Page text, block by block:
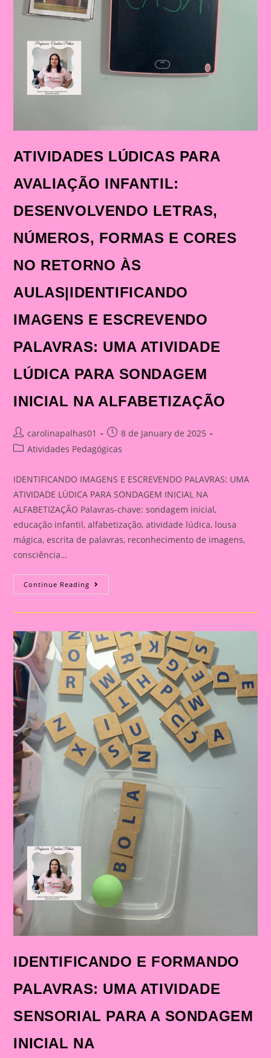
ATIVIDADES LÚDICAS PARA
AVALIAÇÃO INFANTIL:
DESENVOLVENDO LETRAS,
NÚMEROS, FORMAS E CORES
NO RETORNO ÀS
AULAS|IDENTIFICANDO
IMAGENS E ESCREVENDO
PALAVRAS: UMA ATIVIDADE
LÚDICA PARA SONDAGEM
INICIAL NA ALFABETIZAÇÃO
Post
author:
carolinapalhas01
Post
published:
8 de January de 2025
PostAtividades Pedagógicas
IDENTIFICANDO IMAGENS E ESCREVENDO PALAVRAS: UMA
ATIVIDADE LÚDICA PARA SONDAGEM INICIAL NA
ALFABETIZAÇÃO Palavras-chave: sondagem inicial,
educação infantil, alfabetização, atividade lúdica, lousa
mágica, escrita de palavras, reconhecimento de imagens,
consciência…
Continue Reading ATIVIDADES
LÚDICAS
AVALIAÇÃO
LETRAS,
NÚMEROS,
FORMAS
E
CORES
NO
RETORNO
ÀS
AULAS|IDENTIFICANDO
IMAGENS
E
ESCREVENDO
PALAVRAS:
UMA
ATIVIDADE
LÚDICA
PARA
SONDAGEM
INICIAL
NA
ALFABETIZAÇÃO
IDENTIFICANDO E FORMANDO
PALAVRAS: UMA ATIVIDADE
SENSORIAL PARA A SONDAGEM
INICIAL NA